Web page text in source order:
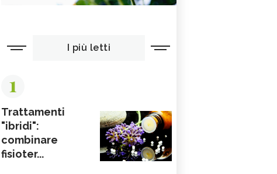
I più letti
1
Trattamenti
"ibridi":
combinare
fisioter...